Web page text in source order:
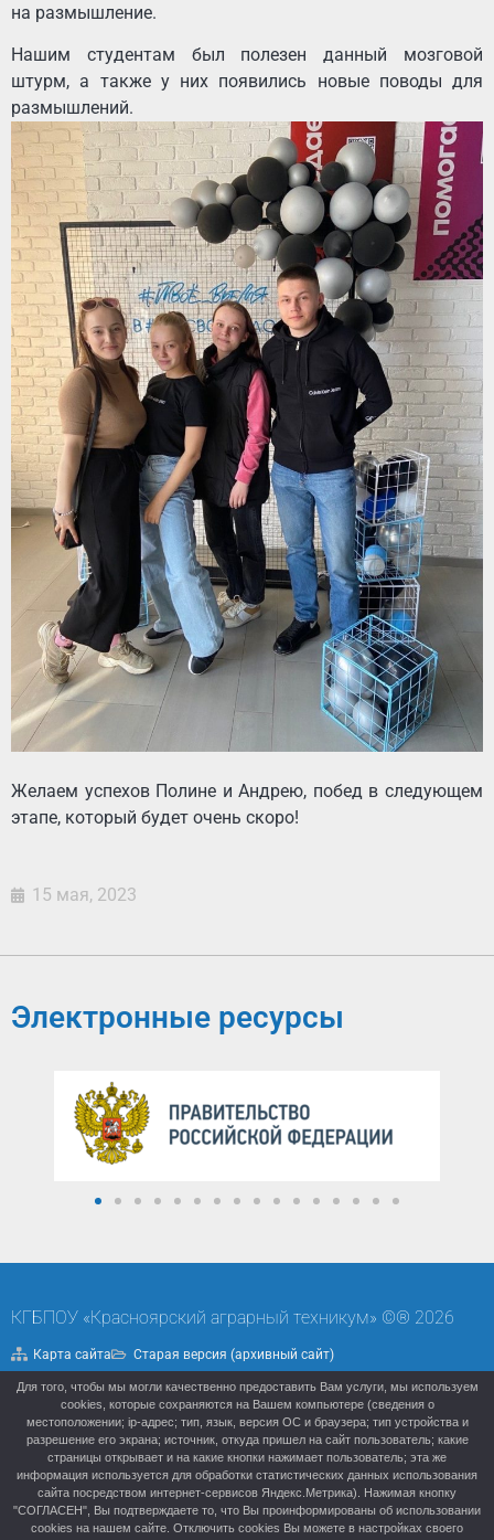
на размышление.
Нашим студентам был полезен данный мозговой
штурм, а также у них появились новые поводы для
размышлений.
Желаем успехов Полине и Андрею, побед в следующем
этапе, который будет очень скоро!
15 мая, 2023
Электронные ресурсы
КГБПОУ «Красноярский аграрный техникум» ©® 2026
Карта сайта Старая версия (архивный сайт)
Политика конфиденциальности
Для того, чтобы мы могли качественно предоставить Вам услуги, мы используем
cookies, которые сохраняются на Вашем компьютере (сведения о
местоположении; ip-адрес; тип, язык, версия ОС и браузера; тип устройства и
разрешение его экрана; источник, откуда пришел на сайт пользователь; какие
страницы открывает и на какие кнопки нажимает пользователь; эта же
информация используется для обработки статистических данных использования
сайта посредством интернет-сервисов Яндекс.Метрика). Нажимая кнопку
"СОГЛАСЕН", Вы подтверждаете то, что Вы проинформированы об использовании
cookies на нашем сайте. Отключить cookies Вы можете в настройках своего